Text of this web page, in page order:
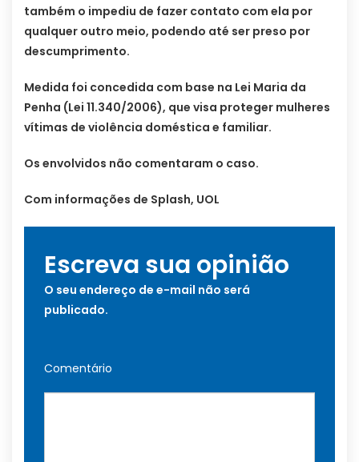
também o impediu de fazer contato com ela por
qualquer outro meio, podendo até ser preso por
descumprimento.
Medida foi concedida com base na Lei Maria da
Penha (Lei 11.340/2006), que visa proteger mulheres
vítimas de violência doméstica e familiar.
Os envolvidos não comentaram o caso.
Com informações de Splash, UOL
Escreva sua opinião
O seu endereço de e-mail não será
publicado.
Comentário